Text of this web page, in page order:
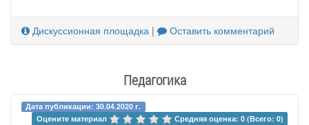
Дискуссионная площадка | Оставить комментарий
Педагогика
Дата публикации: 30.04.2020 г.
Оцените материал
Средняя оценка: 0 (Всего: 0)